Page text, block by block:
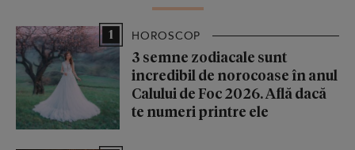
1 HOROSCOP
3 semne zodiacale sunt
incredibil de norocoase în anul
Calului de Foc 2026. Află dacă
te numeri printre ele